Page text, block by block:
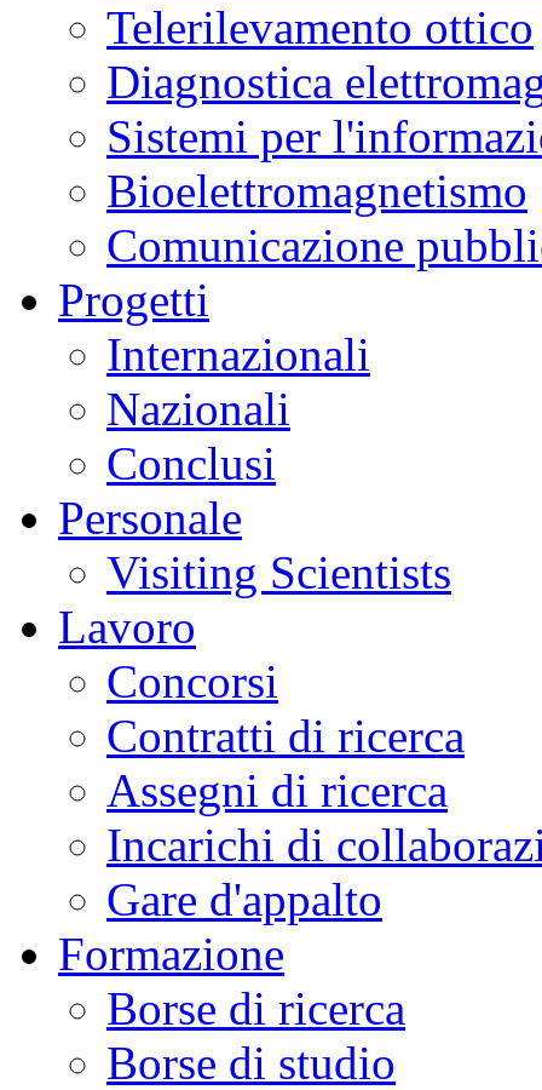
Telerilevamento ottico
Diagnostica
Sistemi per
Bioelettromagnetismo
Comunicazione
Progetti
Internazionali
Nazionali
Conclusi
Personale
Visiting Scientists
Lavoro
Concorsi
Contratti di ricerca
Assegni di ricerca
Incarichi di
Gare d'appalto
Formazione
Borse di ricerca
Borse di studio